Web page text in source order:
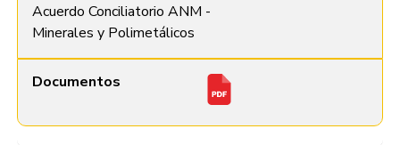
Acuerdo Conciliatorio ANM -
Minerales y Polimetálicos
Documentos